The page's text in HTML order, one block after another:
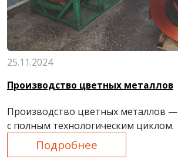
25.11.2024
Производство цветных металлов
Производство цветных металлов —
с полным технологическим циклом.
Подробнее